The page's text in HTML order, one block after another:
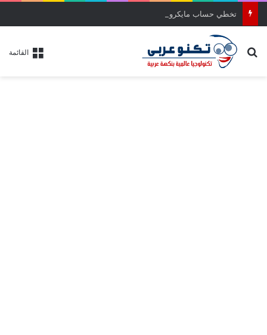
تخطي حساب مايكروسوفت اثناء تثبيت ويندوز 11 (4 طرق مختلفة)
القائمة بحث عن